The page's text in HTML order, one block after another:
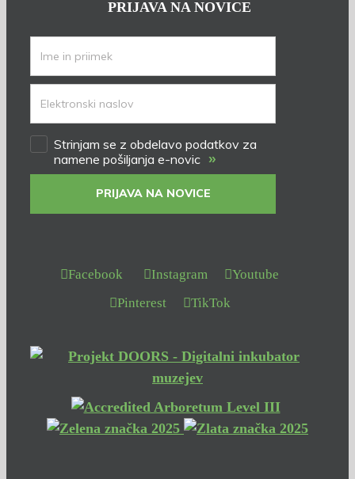
PRIJAVA NA NOVICE
Strinjam se z obdelavo podatkov za
namene pošiljanja e-novic »
PRIJAVA NA NOVICE
Facebook Instagram
Youtube
Pinterest
TikTok